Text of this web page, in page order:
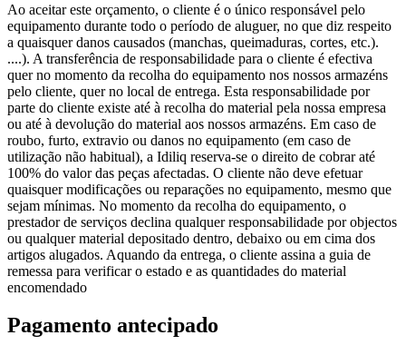
Ao aceitar este orçamento, o cliente é o único responsável pelo
equipamento durante todo o período de aluguer, no que diz respeito
a quaisquer danos causados (manchas, queimaduras, cortes, etc.).
....). A transferência de responsabilidade para o cliente é efectiva
quer no momento da recolha do equipamento nos nossos armazéns
pelo cliente, quer no local de entrega. Esta responsabilidade por
parte do cliente existe até à recolha do material pela nossa empresa
ou até à devolução do material aos nossos armazéns. Em caso de
roubo, furto, extravio ou danos no equipamento (em caso de
utilização não habitual), a Idiliq reserva-se o direito de cobrar até
100% do valor das peças afectadas. O cliente não deve efetuar
quaisquer modificações ou reparações no equipamento, mesmo que
sejam mínimas. No momento da recolha do equipamento, o
prestador de serviços declina qualquer responsabilidade por objectos
ou qualquer material depositado dentro, debaixo ou em cima dos
artigos alugados. Aquando da entrega, o cliente assina a guia de
remessa para verificar o estado e as quantidades do material
encomendado
Pagamento antecipado